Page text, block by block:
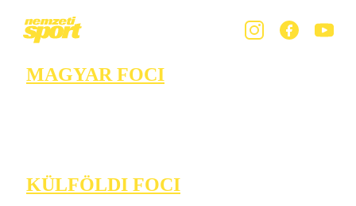
MAGYAR FOCI
KÜLFÖLDI FOCI